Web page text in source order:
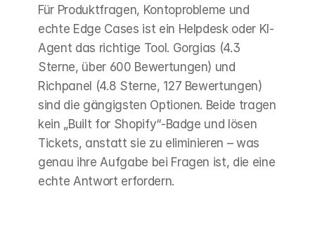
Für Produktfragen, Kontoprobleme und
echte Edge Cases ist ein Helpdesk oder KI-
Agent das richtige Tool. Gorgias (4.3
Sterne, über 600 Bewertungen) und
Richpanel (4.8 Sterne, 127 Bewertungen)
sind die gängigsten Optionen. Beide tragen
kein „Built for Shopify“-Badge und lösen
Tickets, anstatt sie zu eliminieren – was
genau ihre Aufgabe bei Fragen ist, die eine
echte Antwort erfordern.